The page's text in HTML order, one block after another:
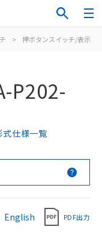
> 押ボタンスイッチ/表示灯
P202-
式仕様一覧
English PDF出力